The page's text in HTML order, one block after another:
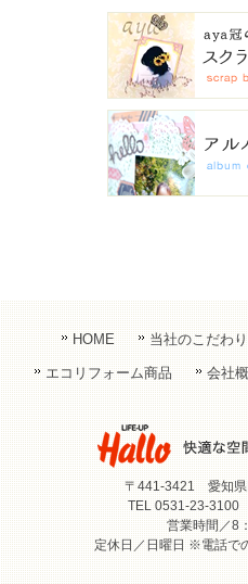
HOME 当社のこだわり
エコリフォーム商品 会社
〒441-3421 愛知県
TEL 0531-23-3100
営業時間／8
定休日／日曜日 ※電話で